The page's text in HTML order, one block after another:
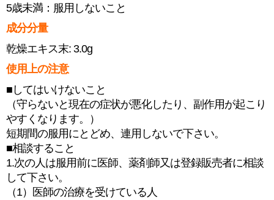
5歳未満：服用しないこと
成分分量
乾燥エキス末: 3.0g
使用上の注意
■してはいけないこと
（守らないと現在の症状が悪化したり、副作用が起こり
やすくなります。）
短期間の服用にとどめ、連用しないで下さい。
■相談すること
1.次の人は服用前に医師、薬剤師又は登録販売者に相談
して下さい。
（1）医師の治療を受けている人